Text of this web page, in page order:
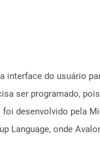
interface do usuário
ser programado,
foi desenvolvido pela
Language, onde